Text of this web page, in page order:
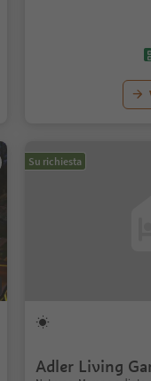
Su richiesta
Adler Living